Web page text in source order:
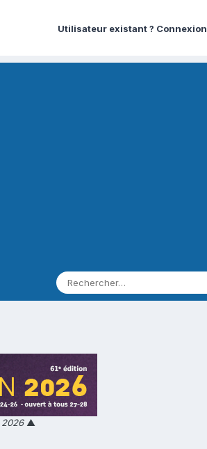
Utilisateur existant ? Connexion
▲